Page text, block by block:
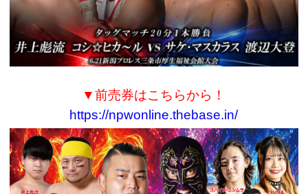
▼前売券はこちらから！
https://npwonline.thebase.in/